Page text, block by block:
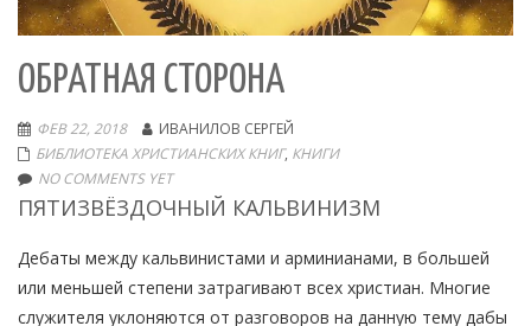
ОБРАТНАЯ СТОРОНА
ФЕВ 22, 2018
ИВАНИЛОВ СЕРГЕЙ
БИБЛИОТЕКА ХРИСТИАНСКИХ КНИГ, КНИГИ
NO COMMENTS YET
ПЯТИЗВЁЗДОЧНЫЙ КАЛЬВИНИЗМ
Дебаты между кальвинистами и арминианами, в большей
или меньшей степени затрагивают всех христиан. Многие
служителя уклоняются от разговоров на данную тему дабы